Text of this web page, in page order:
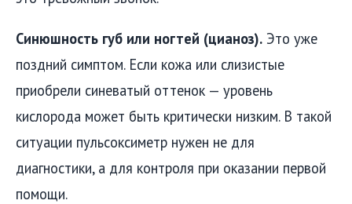
Синюшность губ или ногтей (цианоз). Это уже
поздний симптом. Если кожа или слизистые
приобрели синеватый оттенок — уровень
кислорода может быть критически низким. В такой
ситуации пульсоксиметр нужен не для
диагностики, а для контроля при оказании первой
помощи.